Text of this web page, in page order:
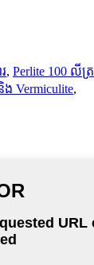
, Perlite 100 លីត្រ
ង Vermiculite,